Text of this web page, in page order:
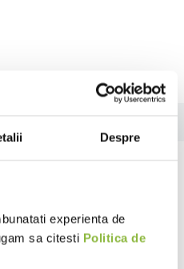
Despre
experienta de
sa citesti Politica de
Detergent suprafete